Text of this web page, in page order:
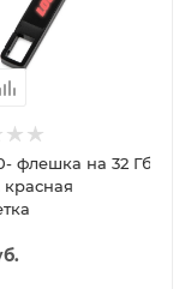
флешка на 32 Гб c